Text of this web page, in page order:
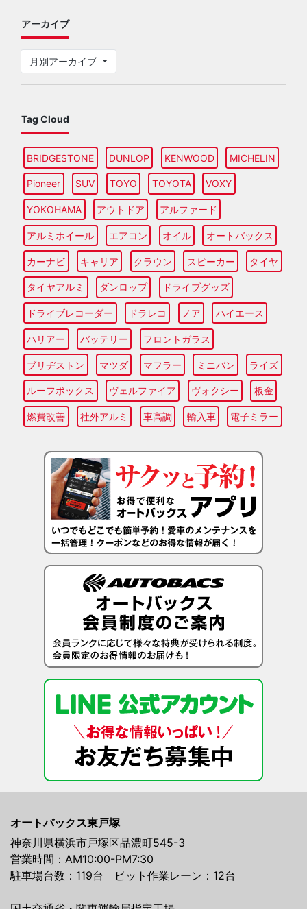
アーカイブ
月別アーカイブ
Tag Cloud
BRIDGESTONE DUNLOP KENWOOD MICHELIN
Pioneer SUV TOYO TOYOTA VOXY
YOKOHAMA アウトドア アルファード
アルミホイール エアコン オイル オートバックス
カーナビ キャリア クラウン スピーカー タイヤ
タイヤアルミ ダンロップ ドライブグッズ
ドライブレコーダー ドラレコ ノア ハイエース
ハリアー バッテリー フロントガラス
ブリヂストン マツダ マフラー ミニバン ライズ
ルーフボックス ヴェルファイア ヴォクシー 板金
燃費改善 社外アルミ 車高調 輸入車 電子ミラー
オートバックス東戸塚
神奈川県横浜市戸塚区品濃町545-3
営業時間：AM10:00-PM7:30
駐車場台数：119台 ピット作業レーン：12台